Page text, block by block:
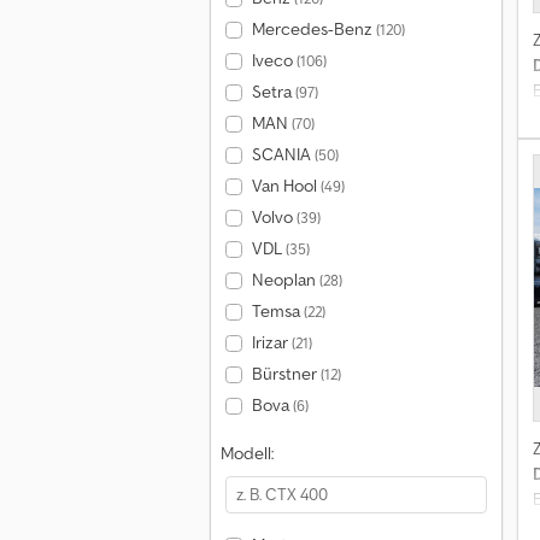
Mercedes-Benz (120)
Iveco(106)
Setra(97)
MAN (70)
SCANIA(50)
Van Hool (49)
Volvo(39)
VDL(35)
Neoplan (28)
Temsa(22)
Irizar(21)
Bürstner(12)
Bova(6)
Modell: